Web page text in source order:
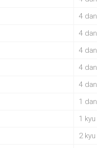
4 dan
4 dan
4 dan
4 dan
4 dan
1 dan
1 kyu
2 kyu